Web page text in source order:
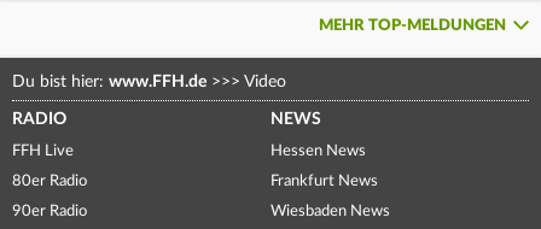
MEHR TOP-MELDUNGEN
Du bist hier: www.FFH.de >>> Video
RADIO
FFH Live
80er Radio
90er Radio
NEWS
Hessen News
Frankfurt News
Wiesbaden News